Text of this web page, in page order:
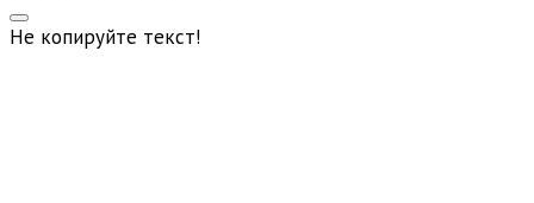
Не копируйте текст!